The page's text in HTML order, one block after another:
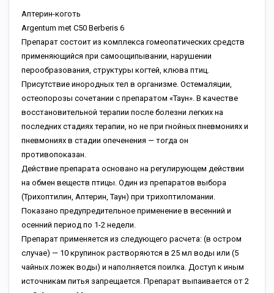
Аптерин-коготь
Argentum met C50 Berberis 6
Препарат состоит из комплекса гомеопатических средств
применяющийся при самоощипывании, нарушении
перообразования, структуры когтей, клюва птиц.
Присутствие инородных тел в организме. Остемаляции,
остеопорозы сочетании с препаратом «Таун». В качестве
восстановительной терапии после болезни легких на
последних стадиях терапии, но не при гнойных пневмониях и
пневмониях в стадии опеченения — тогда он
противопоказан.
Действие препарата основано на регулирующем действии
на обмен веществ птицы. Один из препаратов выбора
(Трихоптилин, Аптерин, Таун) при трихоптиломании.
Показано предупредительное применение в весенний и
осенний период по 1-2 недели.
Препарат применяется из следующего расчета: (в остром
случае) — 10 крупинок растворяются в 25 мл воды или (5
чайных ложек воды) и наполняется поилка. Доступ к иным
источникам питья запрещается. Препарат выпаивается от 2